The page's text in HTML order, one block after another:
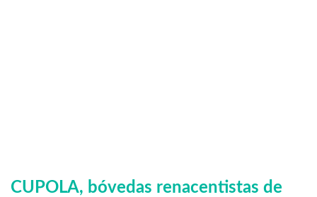
CUPOLA, bóvedas renacentistas de